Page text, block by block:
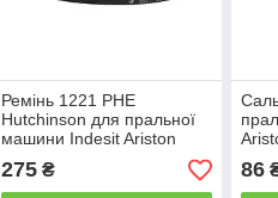
Ремінь 1221 PHE
Hutchinson для пральної
машини Indesit Ariston
275₴ 86